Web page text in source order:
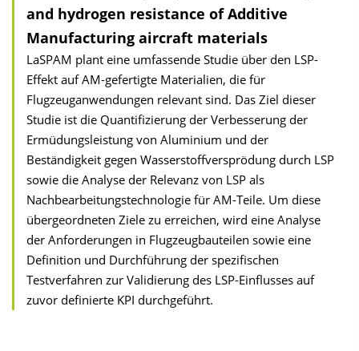
and hydrogen resistance of Additive
Manufacturing aircraft materials
LaSPAM plant eine umfassende Studie über den LSP-
Effekt auf AM-gefertigte Materialien, die für
Flugzeuganwendungen relevant sind. Das Ziel dieser
Studie ist die Quantifizierung der Verbesserung der
Ermüdungsleistung von Aluminium und der
Beständigkeit gegen Wasserstoffversprödung durch LSP
sowie die Analyse der Relevanz von LSP als
Nachbearbeitungstechnologie für AM-Teile. Um diese
übergeordneten Ziele zu erreichen, wird eine Analyse
der Anforderungen in Flugzeugbauteilen sowie eine
Definition und Durchführung der spezifischen
Testverfahren zur Validierung des LSP-Einflusses auf
zuvor definierte KPI durchgeführt.